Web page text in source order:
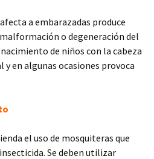
a embarazadas produce
o degeneración del
de niños con la cabeza
y en algunas ocasiones provoca
el uso de mosquiteras que
Se deben utilizar